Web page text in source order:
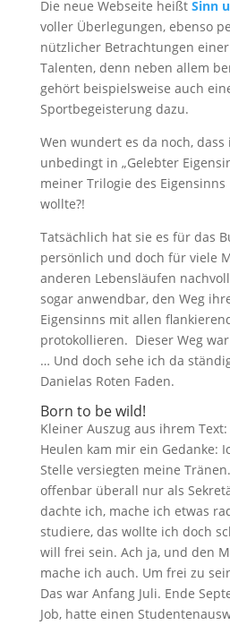
Die neue Webseite heißt Sinn
voller Überlegungen, ebenso
nützlicher Betrachtungen
Talenten, denn neben allem
gehört beispielsweise auch
Sportbegeisterung dazu.
Wen wundert es da noch, dass
unbedingt in „Gelebter
meiner Trilogie des
wollte?!
Tatsächlich hat sie es für das
persönlich und doch für viele
anderen Lebensläufen
sogar anwendbar, den Weg
Eigensinns mit allen
protokollieren. Dieser Weg
… Und doch sehe ich da
Danielas Roten Faden.
Born to be wild!
Kleiner Auszug aus ihrem
Heulen kam mir ein Gedanke:
Stelle versiegten meine
offenbar überall nur als
dachte ich, mache ich etwas
studiere, das wollte ich doch
will frei sein. Ach ja, und den
mache ich auch. Um frei zu
Das war Anfang Juli. Ende
Job, hatte einen